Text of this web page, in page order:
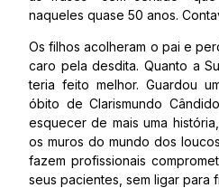
naqueles quase 50 anos.
Os filhos acolheram o pai e
caro pela desdita. Quanto a
teria feito melhor. Guardou
óbito de Clarismundo
esquecer de mais uma
os muros do mundo dos
fazem profissionais
seus pacientes, sem ligar para